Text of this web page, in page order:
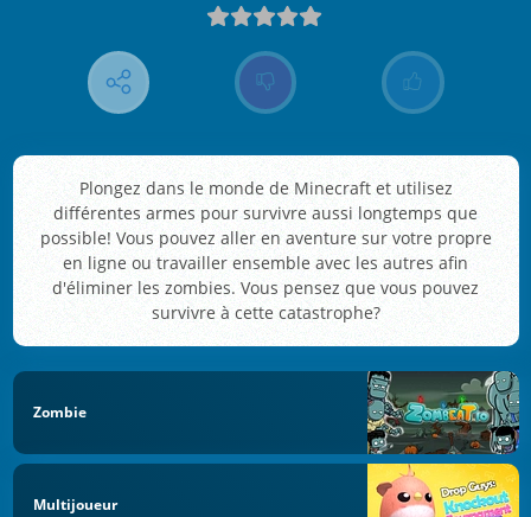
Plongez dans le monde de Minecraft et utilisez
différentes armes pour survivre aussi longtemps que
possible! Vous pouvez aller en aventure sur votre propre
en ligne ou travailler ensemble avec les autres afin
d'éliminer les zombies. Vous pensez que vous pouvez
survivre à cette catastrophe?
Zombie
Multijoueur